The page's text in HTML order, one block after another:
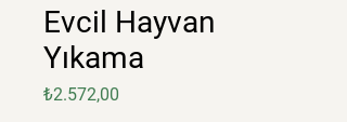
Evcil Hayvan
Yıkama
₺2.572,00